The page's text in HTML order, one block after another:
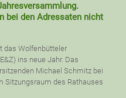
bei den Adressaten nicht
das Wolfenbütteler
ins neue Jahr. Das
Michael Schmitz bei
Sitzungsraum des Rathauses